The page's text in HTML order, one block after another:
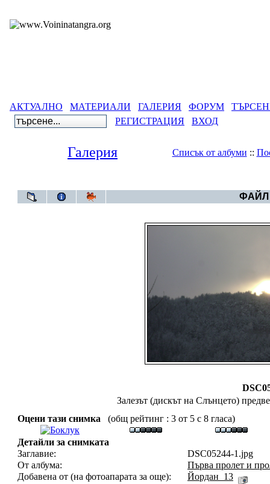
АКТУАЛНО МАТЕРИАЛИ ГАЛЕРИЯ ФОРУМ
РЕГИСТРАЦИЯ
ВХОД
Галерия Списък от албуми ::
ФАЙЛ
Залезът (дискът на Слънцето)
Оцени тази снимка
(общ рейтинг : 3 от 5 с 8 гласа)
Детайли за снимката
Заглавие:
DSC05244-1.jpg
От албума:
Първа пролет и
Добавена от (на фотоапарата за още):
Йордан_13